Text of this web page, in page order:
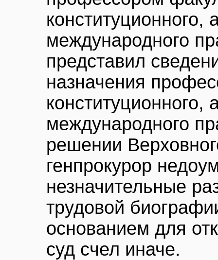
конституционного,
международного
представил
назначения
конституционного,
международного
решении
генпрокурор
незначительные
трудовой
основанием для
суд счел иначе.